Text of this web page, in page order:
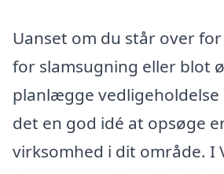
Uanset om du står over
for slamsugning eller blot
planlægge
det en god idé at opsøge
virksomhed i dit område. I